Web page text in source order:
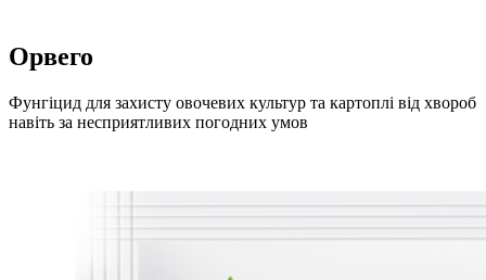
Орвего
Фунгіцид для захисту овочевих культур та картоплі від хвороб
навіть за несприятливих погодних умов